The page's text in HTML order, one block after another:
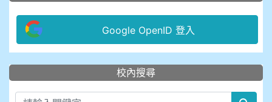
Google OpenID 登入
::: 校內搜尋